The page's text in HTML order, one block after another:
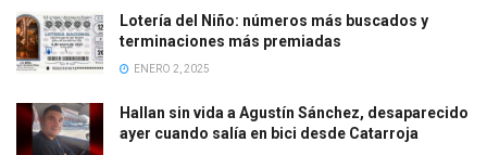
Lotería del Niño: números más buscados y
terminaciones más premiadas
ENERO 2, 2025
Hallan sin vida a Agustín Sánchez, desaparecido
ayer cuando salía en bici desde Catarroja